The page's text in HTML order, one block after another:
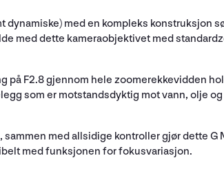
dynamiske) med en kompleks
med dette kameraobjektivet med
på F2.8 gjennom hele zoomerekkevidden
som er motstandsdyktig mot vann, olje
med allsidige kontroller gjør dette
med funksjonen for fokusvariasjon.